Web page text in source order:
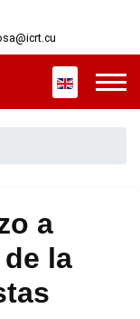
Seleccione
a
la